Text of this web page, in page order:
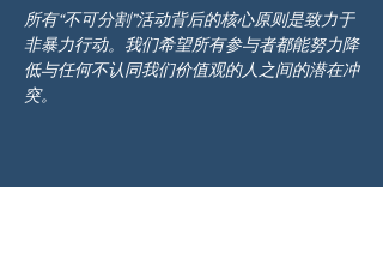
所有“不可分割”活动背后的核心原则是致力于
非暴力行动。我们希望所有参与者都能努力降
低与任何不认同我们价值观的人之间的潜在冲
突。